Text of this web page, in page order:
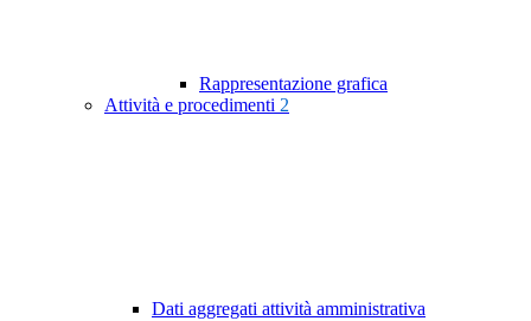
Rappresentazione grafica
Attività e procedimenti 2
Dati aggregati attività amministrativa